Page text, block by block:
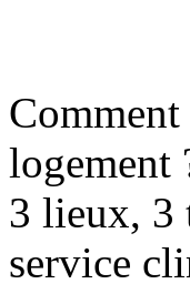
logement
3 lieux, 3
service